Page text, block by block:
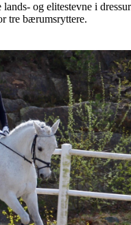
og elitestevne i
tre bærumsryttere.